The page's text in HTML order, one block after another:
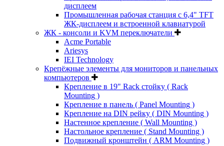
дисплеем
Промышленная рабочая станция с 6,4" TFT
ЖК-дисплеем и встроенной клавиатурой
ЖК - консоли и KVM переключатели
Acme Portable
Ariesys
IEI Technology
Крепёжные элементы для мониторов и панельных
компьютеров
Крепление в 19" Rack стойку ( Rack
Mounting )
Крепление в панель ( Panel Mounting )
Крепление на DIN рейку ( DIN Mounting )
Настенное крепление ( Wall Mounting )
Настольное крепление ( Stand Mounting )
Подвижный кронштейн ( ARM Mounting )